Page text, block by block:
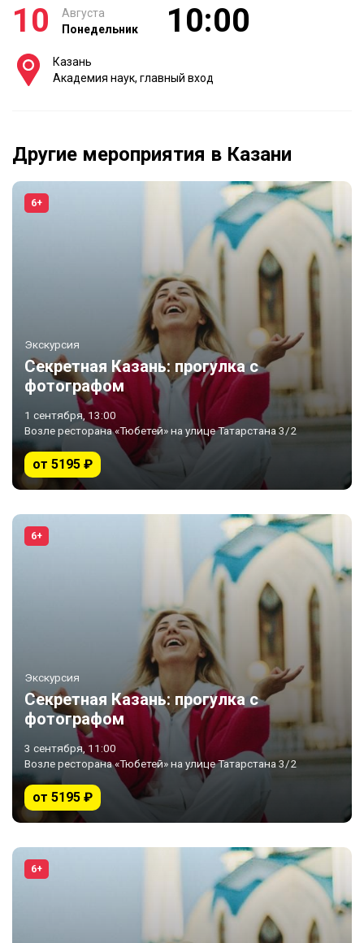
10
Августа
Понедельник
10:00
Казань
Академия наук, главный вход
Другие мероприятия в Казани
6+
Экскурсия
Секретная Казань: прогулка с
фотографом
1 сентября, 13:00
Возле ресторана «Тюбетей» на улице Татарстана 3/2
от 5195 ₽
6+
Экскурсия
Секретная Казань: прогулка с
фотографом
3 сентября, 11:00
Возле ресторана «Тюбетей» на улице Татарстана 3/2
от 5195 ₽
6+